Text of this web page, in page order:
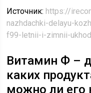
Источник: https://
nazhdachki-delayu-
f99-letnii-i-zimnii-ukhod
Витамин Ф –
каких
можно ли его